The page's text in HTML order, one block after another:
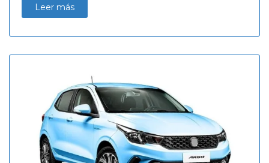
Leer más